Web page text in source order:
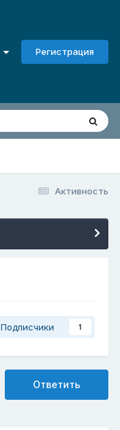
Регистрация
Активность
Подписчики 1
Ответить